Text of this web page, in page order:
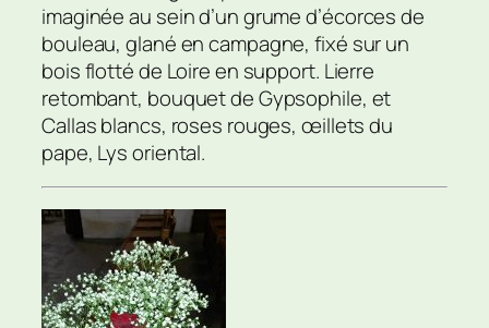
imaginée au sein d’un grume d’écorces de
bouleau, glané en campagne, fixé sur un
bois flotté de Loire en support. Lierre
retombant, bouquet de Gypsophile, et
Callas blancs, roses rouges, œillets du
pape, Lys oriental.